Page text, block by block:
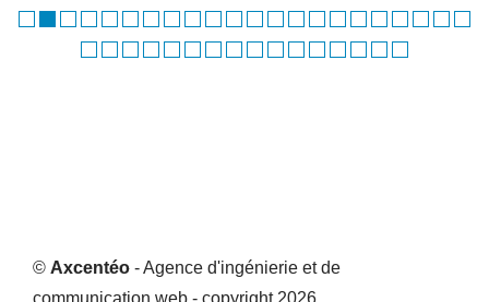
© Axcentéo - Agence d'ingénierie et de